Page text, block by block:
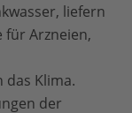
liefern
Arzneien,
Klima.
der